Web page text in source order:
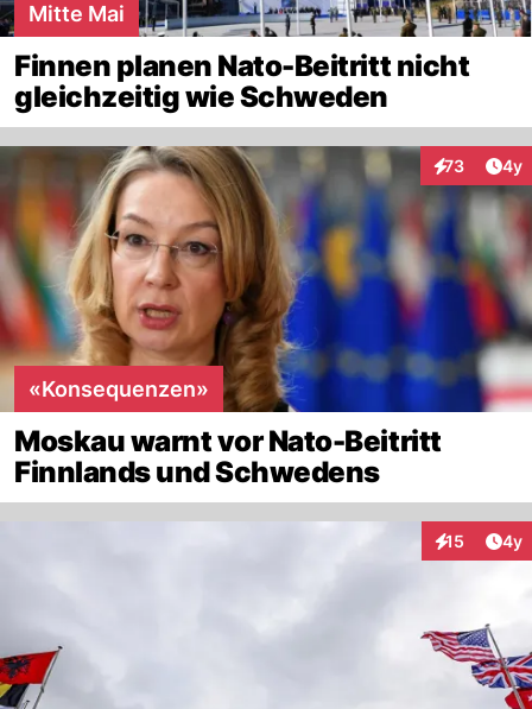
Mitte Mai
Finnen planen Nato-Beitritt nicht
gleichzeitig wie Schweden
73
Interaktionen
4y
«Konsequenzen»
Moskau warnt vor Nato-Beitritt
Finnlands und Schwedens
15 4y